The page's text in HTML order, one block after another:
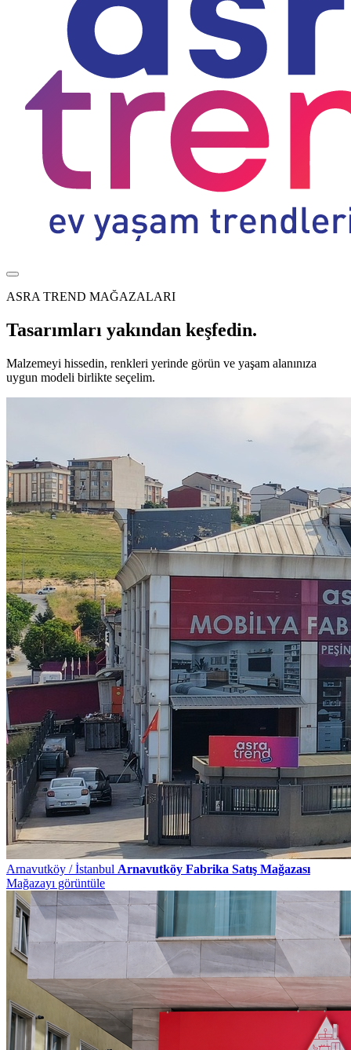
ASRA TREND MAĞAZALARI
Tasarımları yakından keşfedin.
Malzemeyi hissedin, renkleri yerinde görün ve yaşam alanınıza
uygun modeli birlikte seçelim.
Arnavutköy / İstanbul Arnavutköy Fabrika Satış Mağazası
Mağazayı görüntüle